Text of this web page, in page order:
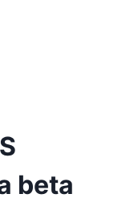
beta